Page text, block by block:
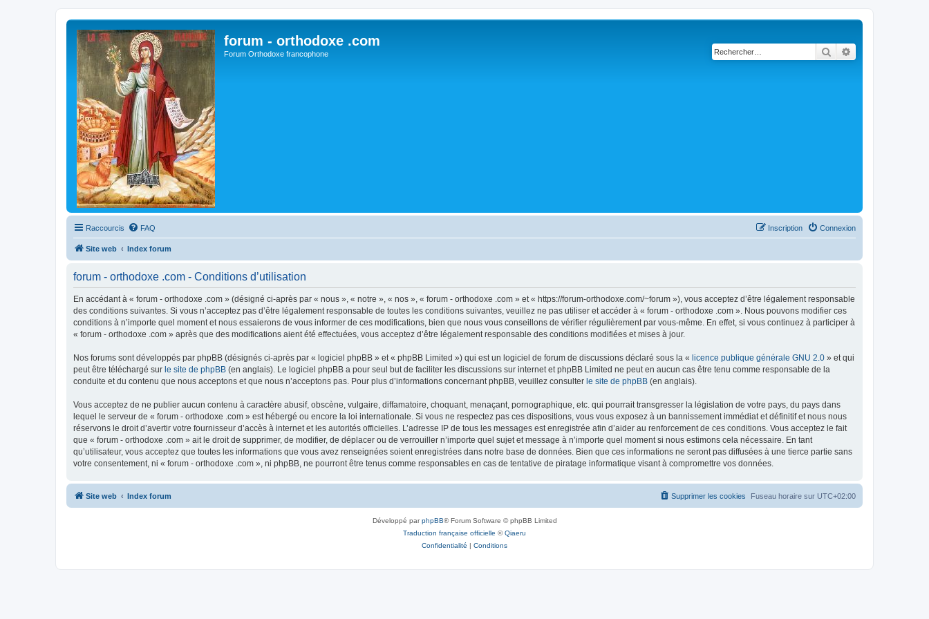
forum - orthodoxe .com
Forum Orthodoxe francophone Rechercher
Raccourcis FAQ Connexion
Inscription
Site web Index forum
forum - orthodoxe .com - Conditions d’utilisation
En accédant à « forum - orthodoxe .com » (désigné ci-après par « nous », « notre », « nos », « forum - orthodoxe .com » et « https://forum-orthodoxe.com/~forum »), vous acceptez d’être légalement responsable
des conditions suivantes. Si vous n’acceptez pas d’être légalement responsable de toutes les conditions suivantes, veuillez ne pas utiliser et accéder à « forum - orthodoxe .com ». Nous pouvons modifier ces
conditions à n’importe quel moment et nous essaierons de vous informer de ces modifications, bien que nous vous conseillons de vérifier régulièrement par vous-même. En effet, si vous continuez à participer à
« forum - orthodoxe .com » après que des modifications aient été effectuées, vous acceptez d’être légalement responsable des conditions modifiées et mises à jour.
Nos forums sont développés par phpBB (désignés ci-après par « logiciel phpBB » et « phpBB Limited ») qui est un logiciel de forum de discussions déclaré sous la « licence publique générale GNU 2.0 » et qui
peut être téléchargé sur le site de phpBB (en anglais). Le logiciel phpBB a pour seul but de faciliter les discussions sur internet et phpBB Limited ne peut en aucun cas être tenu comme responsable de la
conduite et du contenu que nous acceptons et que nous n’acceptons pas. Pour plus d’informations concernant phpBB, veuillez consulter le site de phpBB (en anglais).
Vous acceptez de ne publier aucun contenu à caractère abusif, obscène, vulgaire, diffamatoire, choquant, menaçant, pornographique, etc. qui pourrait transgresser la législation de votre pays, du pays dans
lequel le serveur de « forum - orthodoxe .com » est hébergé ou encore la loi internationale. Si vous ne respectez pas ces dispositions, vous vous exposez à un bannissement immédiat et définitif et nous nous
réservons le droit d’avertir votre fournisseur d’accès à internet et les autorités officielles. L’adresse IP de tous les messages est enregistrée afin d’aider au renforcement de ces conditions. Vous acceptez le fait
que « forum - orthodoxe .com » ait le droit de supprimer, de modifier, de déplacer ou de verrouiller n’importe quel sujet et message à n’importe quel moment si nous estimons cela nécessaire. En tant
qu’utilisateur, vous acceptez que toutes les informations que vous avez renseignées soient enregistrées dans notre base de données. Bien que ces informations ne seront pas diffusées à une tierce partie sans
votre consentement, ni « forum - orthodoxe .com », ni phpBB, ne pourront être tenus comme responsables en cas de tentative de piratage informatique visant à compromettre vos données.
Site web Index forum Fuseau horaire sur UTC+02:00
Supprimer les cookies
Développé parphpBB® Forum Software © phpBB Limited
Traduction française officielle ©Qiaeru
Confidentialité | Conditions